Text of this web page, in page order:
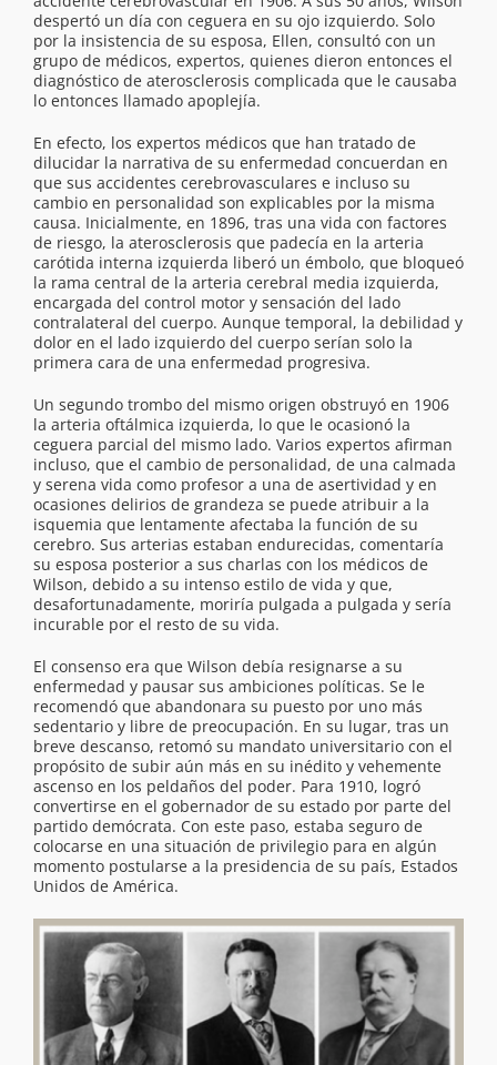
despertó un día con ceguera en su ojo izquierdo. Solo
por la insistencia de su esposa, Ellen, consultó con un
grupo de médicos, expertos, quienes dieron entonces el
diagnóstico de aterosclerosis complicada que le causaba
lo entonces llamado apoplejía.
En efecto, los expertos médicos que han tratado de
dilucidar la narrativa de su enfermedad concuerdan en
que sus accidentes cerebrovasculares e incluso su
cambio en personalidad son explicables por la misma
causa. Inicialmente, en 1896, tras una vida con factores
de riesgo, la aterosclerosis que padecía en la arteria
carótida interna izquierda liberó un émbolo, que bloqueó
la rama central de la arteria cerebral media izquierda,
encargada del control motor y sensación del lado
contralateral del cuerpo. Aunque temporal, la debilidad y
dolor en el lado izquierdo del cuerpo serían solo la
primera cara de una enfermedad progresiva.
Un segundo trombo del mismo origen obstruyó en 1906
la arteria oftálmica izquierda, lo que le ocasionó la
ceguera parcial del mismo lado. Varios expertos afirman
incluso, que el cambio de personalidad, de una calmada
y serena vida como profesor a una de asertividad y en
ocasiones delirios de grandeza se puede atribuir a la
isquemia que lentamente afectaba la función de su
cerebro. Sus arterias estaban endurecidas, comentaría
su esposa posterior a sus charlas con los médicos de
Wilson, debido a su intenso estilo de vida y que,
desafortunadamente, moriría pulgada a pulgada y sería
incurable por el resto de su vida.
El consenso era que Wilson debía resignarse a su
enfermedad y pausar sus ambiciones políticas. Se le
recomendó que abandonara su puesto por uno más
sedentario y libre de preocupación. En su lugar, tras un
breve descanso, retomó su mandato universitario con el
propósito de subir aún más en su inédito y vehemente
ascenso en los peldaños del poder. Para 1910, logró
convertirse en el gobernador de su estado por parte del
partido demócrata. Con este paso, estaba seguro de
colocarse en una situación de privilegio para en algún
momento postularse a la presidencia de su país, Estados
Unidos de América.